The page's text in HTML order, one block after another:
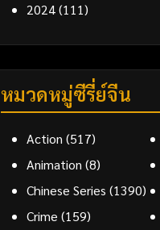
2024(111)
หมวดหมู่ซีรี่ย์จีน
Action (517)
Animation (8)
Chinese Series (1390)
Crime (159)